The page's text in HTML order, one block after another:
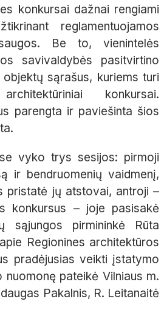
konkursai dažnai rengiami
reglamentuojamos
Be to, vienintelės
savivaldybės pasitvirtino
sąrašus, kuriems turi
konkursai.
parengta ir paviešinta šios
vyko trys sesijos: pirmoji
ir bendruomenių vaidmenį,
pristatė jų atstovai, antroji –
konkursus – joje pasisakė
sąjungos pirmininkė Rūta
Regionines architektūros
pradėjusias veikti įstatymo
pateikė Vilniaus m.
Pakalnis, R. Leitanaitė